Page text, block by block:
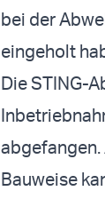
bei der
eingeholt
Die STING-
Bauweise